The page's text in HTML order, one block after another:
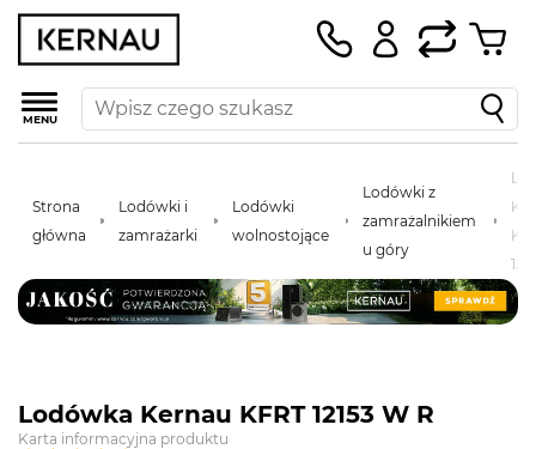
MENU
Strona
główna
Lodówki i
zamrażarki
Lodówki
wolnostojące
Lodówki z
zamrażalnikiem
u góry
Lodówka Kernau KFRT 12153 W R
Karta informacyjna produktu